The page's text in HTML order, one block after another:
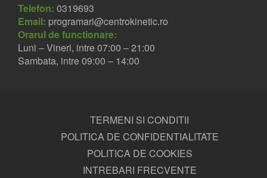
Telefon: 0319693
Email: programari@centrokinetic.ro
Orarul de functionare:
Luni – Vineri, intre 07:00 – 21:00
Sambata, intre 09:00 – 14:00
TERMENI SI CONDITII
POLITICA DE CONFIDENTIALITATE
POLITICA DE COOKIES
INTREBARI FRECVENTE